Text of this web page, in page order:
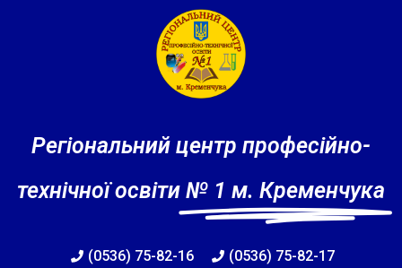
Регіональний центр професійно-
технічної освіти № 1 м. Кременчука
(0536) 75-82-16
(0536) 75-82-17